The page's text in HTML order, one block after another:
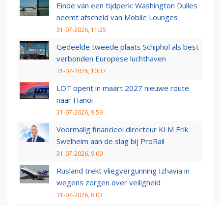
Einde van een tijdperk: Washington Dulles
neemt afscheid van Mobile Lounges
31-07-2026, 11:25
Gedeelde tweede plaats Schiphol als best
verbonden Europese luchthaven
31-07-2026, 10:37
LOT opent in maart 2027 nieuwe route
naar Hanoi
31-07-2026, 9:59
Voormalig financieel directeur KLM Erik
Swelheim aan de slag bij ProRail
31-07-2026, 9:09
Rusland trekt vliegvergunning Izhavia in
wegens zorgen over veiligheid
31-07-2026, 8:03